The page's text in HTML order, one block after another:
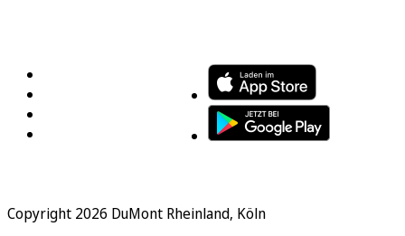
Copyright 2026 DuMont Rheinland, Köln